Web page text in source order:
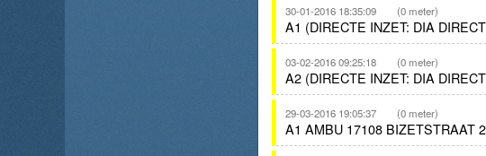
30-01-2016 18:35:09 (0 meter)
A1 (DIRECTE INZET: DIA
03-02-2016 09:25:18 (0 meter)
A2 (DIRECTE INZET: DIA
29-03-2016 19:05:37 (0 meter)
A1 AMBU 17108 BIZETSTRAAT